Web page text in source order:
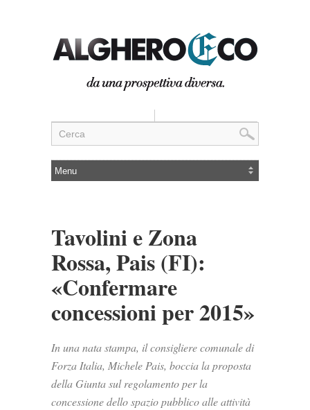
Tavolini e Zona
Rossa, Pais (FI):
«Confermare
concessioni per 2015»
In una nata stampa, il consigliere comunale di
Forza Italia, Michele Pais, boccia la proposta
della Giunta sul regolamento per la
concessione dello spazio pubblico alle attività